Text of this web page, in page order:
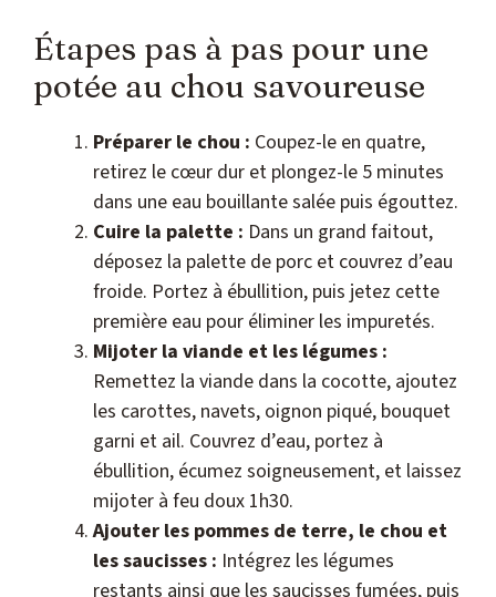
Étapes pas à pas pour une
potée au chou savoureuse
Préparer le chou : Coupez-le en quatre,
retirez le cœur dur et plongez-le 5 minutes
dans une eau bouillante salée puis égouttez.
Cuire la palette : Dans un grand faitout,
déposez la palette de porc et couvrez d’eau
froide. Portez à ébullition, puis jetez cette
première eau pour éliminer les impuretés.
Mijoter la viande et les légumes :
Remettez la viande dans la cocotte, ajoutez
les carottes, navets, oignon piqué, bouquet
garni et ail. Couvrez d’eau, portez à
ébullition, écumez soigneusement, et laissez
mijoter à feu doux 1h30.
Ajouter les pommes de terre, le chou et
les saucisses : Intégrez les légumes
restants ainsi que les saucisses fumées, puis